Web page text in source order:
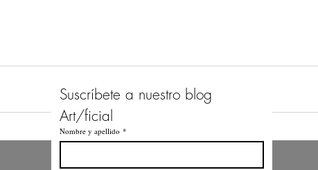
Suscríbete a nuestro blog
Art/ficial
Nombre y apellido *